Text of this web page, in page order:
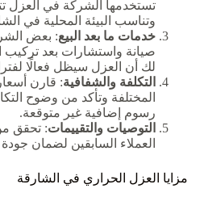
تستخدمها الشركة في العزل
وتناسب البيئة المحلية في
خدمات ما بعد البيع: بعض
صيانة واستشارات بعد
لك أن العزل سيظل فعالًا
التكلفة والشفافية: قارن
المختلفة وتأكد من وضوح
رسوم إضافية غير متوقعة.
التوصيات والتقييمات: تحقق
العملاء السابقين لضمان
مزايا العزل الحراري في الشارقة